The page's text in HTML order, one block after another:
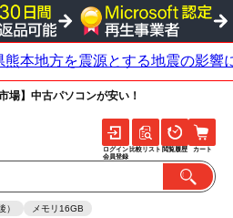
場】中古パソコンが安い！
） メモリ16GB
ログイン
会員登録
比較リスト 閲覧履歴 カート